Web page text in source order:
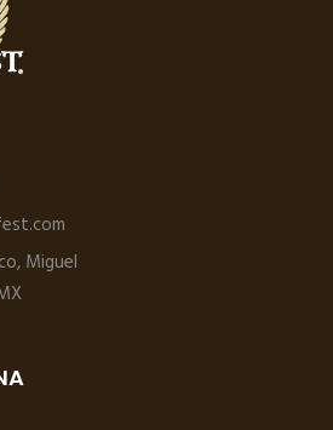
Miguel